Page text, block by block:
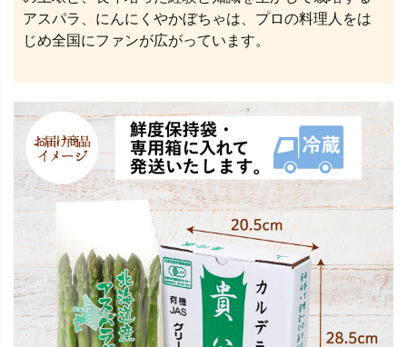
アスパラ、にんにくやかぼちゃは、プロの料理人をは
じめ全国にファンが広がっています。